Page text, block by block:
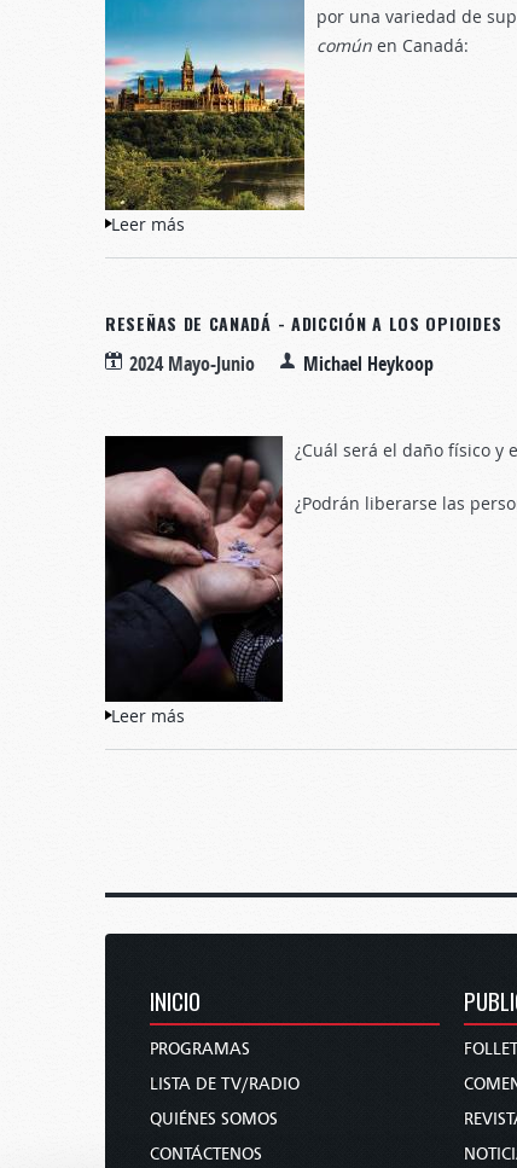
por una variedad de
común en Canadá:
Leer más
RESEÑAS DE CANADÁ - ADICCIÓN A LOS OPIOIDES
2024 Mayo-Junio Michael Heykoop
¿Cuál será el daño físico y
¿Podrán liberarse las
Leer más
INICIO
PROGRAMAS
LISTA DE TV/RADIO
QUIÉNES SOMOS
CONTÁCTENOS